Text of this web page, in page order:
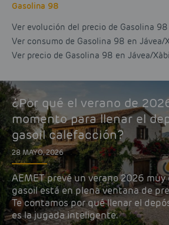
Gasolina 98
Ver evolución del precio de Gasolina
Ver consumo de Gasolina 98 en Jávea/
Ver precio de Gasolina 98 en Jávea/
¿Por qué el verano de
momento para llenar el
gasoil calefacción?
28 MAYO, 2026
AEMET prevé un verano 2026 muy
gasoil está en plena ventana de
Te contamos por qué llenar el
es la jugada inteligente.